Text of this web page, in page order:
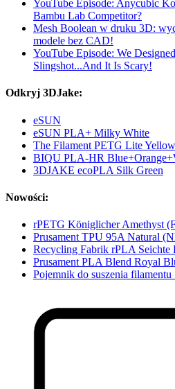
YouTube Episode: Anycubic
Bambu Lab Competitor?
Mesh Boolean w druku 3D:
modele bez CAD!
YouTube Episode: We
Slingshot...And It Is Scary!
Odkryj 3DJake:
eSUN
eSUN PLA+ Milky White
The Filament PETG Lite Yellow
BIQU PLA-HR
3DJAKE ecoPLA Silk Green
Nowości:
rPETG Königlicher Amethyst
Prusament TPU 95A Natural
Recycling Fabrik rPLA Seichte
Prusament PLA Blend Royal
Pojemnik do suszenia